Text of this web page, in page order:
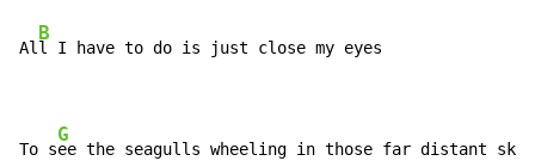
Al
B
l I have to do is just close my eyes
To s
G
ee the seagulls wheeling in those far distant